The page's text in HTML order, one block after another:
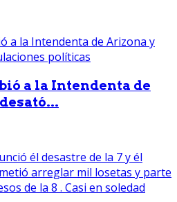
a la Intendenta de